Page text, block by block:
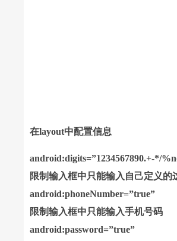
在layout中配置信息
android:digits=”1234567890.+-*/
限制输入框中只能输入自己定义
android:phoneNumber=”true”
限制输入框中只能输入手机号码
android:password=”true”